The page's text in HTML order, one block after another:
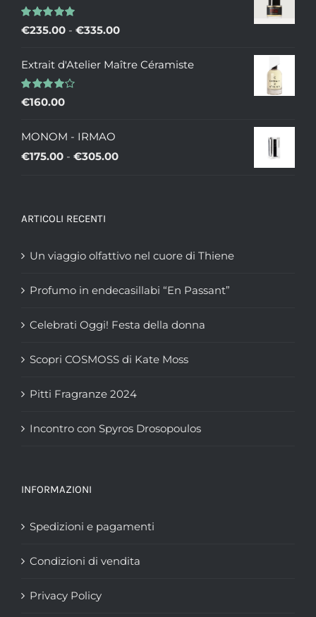
Valutato
5.00 su 5
€235.00 - €335.00Fascia
prezzo:
Extrait d'Atelier Maître Céramiste
Valutato
4.00
€160.00
MONOM - IRMAO
€175.00 - €305.00Fascia
a
ARTICOLI RECENTI
Un viaggio olfattivo nel cuore di Thiene
Profumo in endecasillabi “En Passant”
Celebrati Oggi! Festa della donna
Scopri COSMOSS di Kate Moss
Pitti Fragranze 2024
Incontro con Spyros Drosopoulos
INFORMAZIONI
Spedizioni e pagamenti
Condizioni di vendita
Privacy Policy